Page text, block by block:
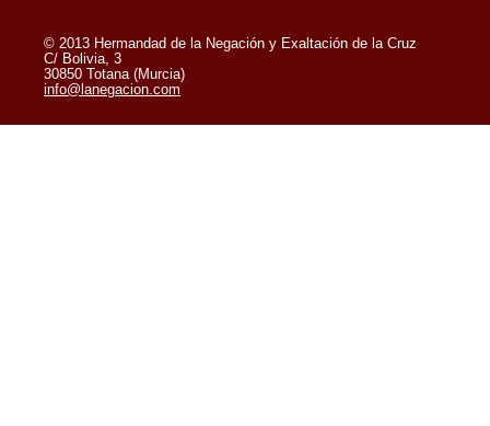
© 2013 Hermandad de la Negación y Exaltación de la Cruz
C/ Bolivia, 3
30850 Totana (Murcia)
info@lanegacion.com